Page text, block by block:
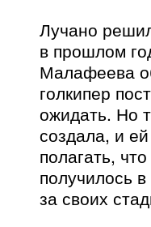
Лучано
в прошлом
Малафеева
голкипер
ожидать. Но
создала, и
полагать,
получилось
за своих